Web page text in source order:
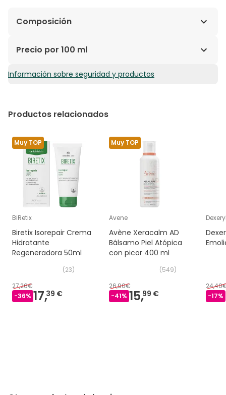
Composición
INCI: Aqua, Glycerin, Butyrospermum Parkii Butter,
Vinifera Seed Oil, Distarch Phosphate, Glyceryl
Stearate SE, Cetearyl Alcohol | Oenothera Biennis Oil,
Carbomer, Citric Acid, Ethylhexylglycerin, Sodium
Cetearyl Sulfate, Sodium Citrate, Caprylyl Glycol,
Phenoxyethanol, Sodium Benzoate.
La lista de ingredientes puede variar. Se recomienda
verificar siempre la lista que figura en el producto
adquirido
Precio por 100 ml
6,93€ / 100 ml
Información sobre seguridad y productos
Productos relacionados
Muy TOP
BiRetix
Biretix Isorepair Crema
Hidratante
Regeneradora 50ml
(23)
27,26€
-36% 17,39 €
Muy TOP
Avene
Avène Xeracalm AD
Bálsamo Piel Atópica
con picor 400 ml
(549)
26,90€
-41% 15,99 €
-17%